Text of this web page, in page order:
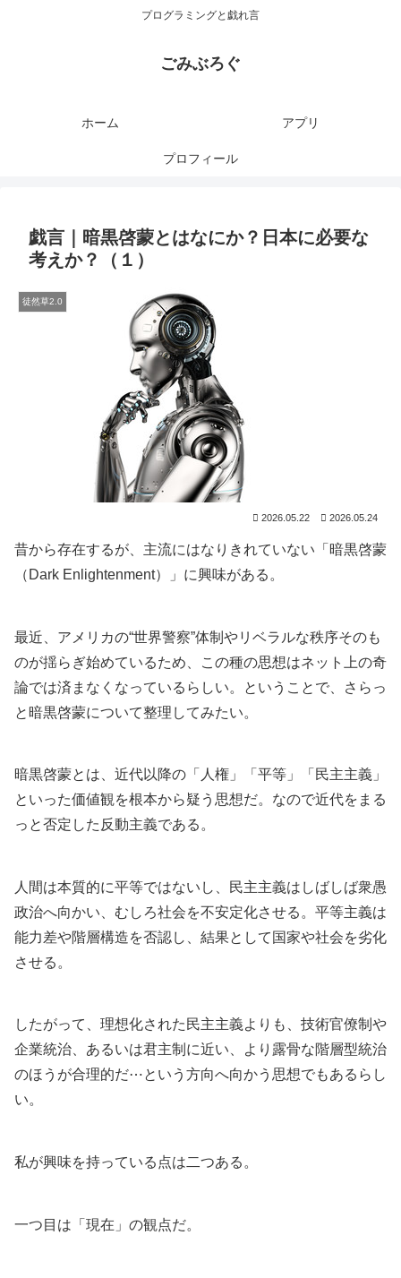
プログラミングと戯れ言
ごみぶろぐ
ホーム アプリ
プロフィール
戯言｜暗黒啓蒙とはなにか？日本に必要な
考えか？（１）
徒然草2.0
2026.05.22 2026.05.24
昔から存在するが、主流にはなりきれていない「暗黒啓蒙
（Dark Enlightenment）」に興味がある。
最近、アメリカの“世界警察”体制やリベラルな秩序そのも
のが揺らぎ始めているため、この種の思想はネット上の奇
論では済まなくなっているらしい。ということで、さらっ
と暗黒啓蒙について整理してみたい。
暗黒啓蒙とは、近代以降の「人権」「平等」「民主主義」
といった価値観を根本から疑う思想だ。なので近代をまる
っと否定した反動主義である。
人間は本質的に平等ではないし、民主主義はしばしば衆愚
政治へ向かい、むしろ社会を不安定化させる。平等主義は
能力差や階層構造を否認し、結果として国家や社会を劣化
させる。
したがって、理想化された民主主義よりも、技術官僚制や
企業統治、あるいは君主制に近い、より露骨な階層型統治
のほうが合理的だ⋯という方向へ向かう思想でもあるらし
い。
私が興味を持っている点は二つある。
一つ目は「現在」の観点だ。